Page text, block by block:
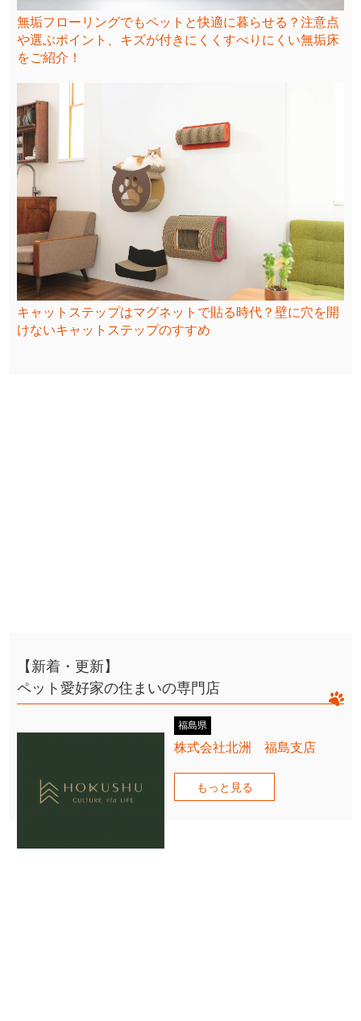
無垢フローリングでもペットと快適に暮らせる？注意点
や選ぶポイント、キズが付きにくくすべりにくい無垢床
をご紹介！
キャットステップはマグネットで貼る時代？壁に穴を開
けないキャットステップのすすめ
【新着・更新】
ペット愛好家の住まいの専門店
福島県
株式会社北洲 福島支店
もっと見る